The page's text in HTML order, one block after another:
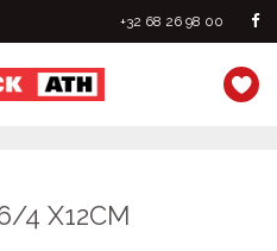
+32 68 26 98 00
4 X12CM